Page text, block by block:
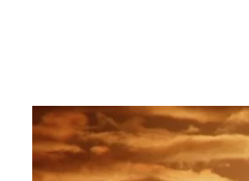
Croatie
:
Adieu
aux